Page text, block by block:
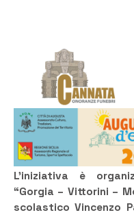
L’iniziativa è
“Gorgia – Vittorini –
scolastico Vincenzo